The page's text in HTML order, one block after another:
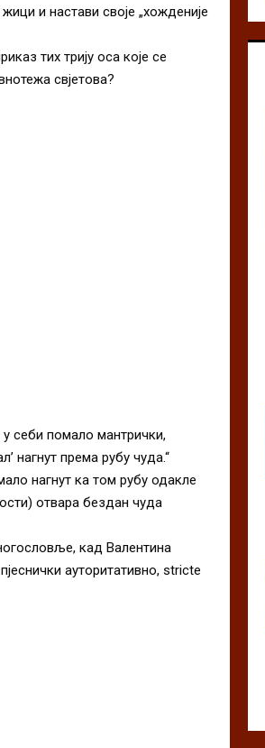
и настави своје „хожденије
тих трију оса које се
свјетова?
у себи помало мантрички,
нагнут према рубу чуда.“
нагнут ка том рубу одакле
отвара бездан чуда
кад Валентина
ауторитативно, stricte